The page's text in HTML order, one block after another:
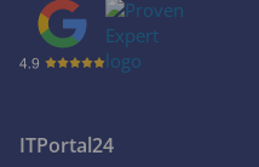
ITPortal24